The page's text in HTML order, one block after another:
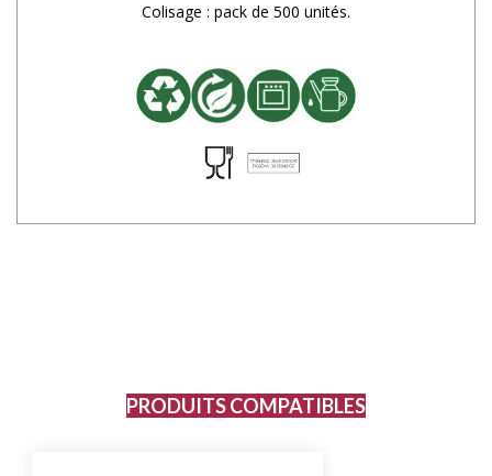
Colisage : pack de 500 unités.
PRODUITS COMPATIBLES